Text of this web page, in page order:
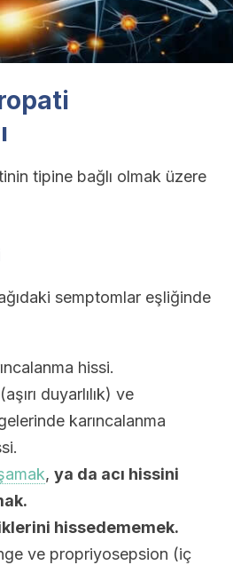
tipine bağlı olmak üzere
semptomlar eşliğinde
hissi.
(aşırı duyarlılık) ve
karıncalanma
, ya da acı hissini
hissedememek.
ve propriyosepsion (iç